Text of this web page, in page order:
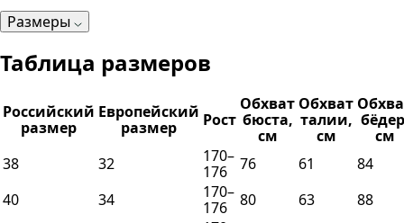
Размеры
Таблица размеров
Российский
размер
Европейский
размер
Рост
Обхват
бюста,
см
Обхват
талии,
см
см
38
32
170–
176
76 61
84
40
34
170–
176
80 63
88